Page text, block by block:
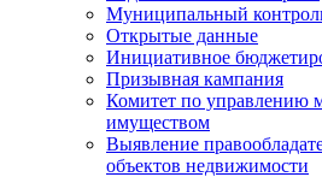
Муниципальный
Открытые данные
Инициативное
Призывная кампания
Комитет по управлению
имуществом
Выявление
объектов недвижимости